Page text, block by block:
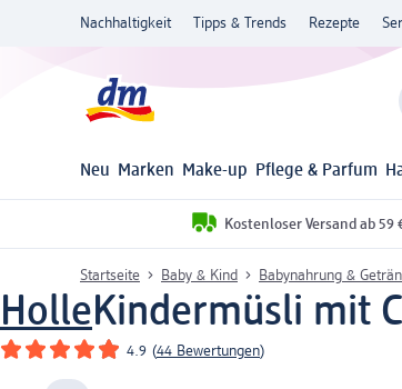
Nachhaltigkeit Tipps & Trends Rezepte
Neu Marken Make-up Pflege & Parfum
Kostenloser Versand ab 59
Startseite Baby & Kind Babynahrung &
HolleKindermüsli mit
4.9 (44 Bewertungen)